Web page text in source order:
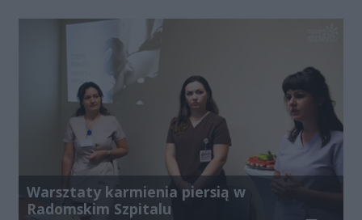
Warsztaty karmienia piersią w
Radomskim Szpitalu